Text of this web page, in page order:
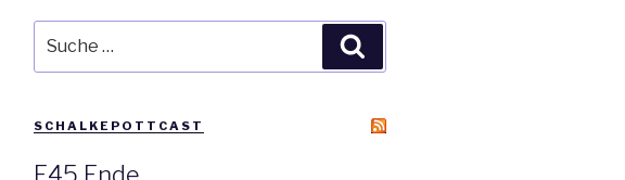
nach:
SCHALKEPOTTCAST